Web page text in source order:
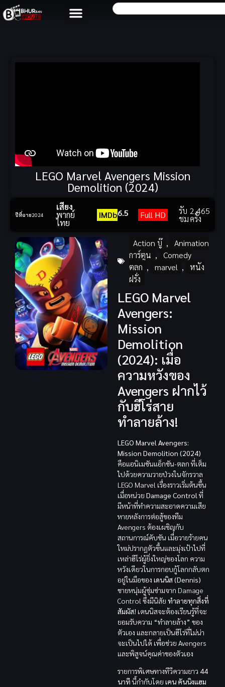
LEGO Marvel Avengers Mission
Demolition (2024)
ปีที่ฉาย2024
เสียง
พากย์
ไทย
IMDb6.5 Full HD รับ
ชม
2,465
ครั้ง
Action บู๊ ,
Animation
การ์ตูน ,
Comedy
ตลก , marvel ,
หนัง
ฝรั่ง
LEGO Marvel
Avengers:
Mission
Demolition
(2024): เมื่อ
ความหวังของ
Avengers ฝากไว้
กับฮีโร่สาย
ทำลายล้าง!
LEGO Marvel Avengers:
Mission Demolition (2024)
คือแอนิเมชันแอ็กชัน-ตลก ที่เต็ม
ไปด้วยความวายป่วงในจักรวาล
LEGO Marvel เรื่องราวเริ่มต้นขึ้น
เมื่อหน่วย Damage Control ที่
มีหน้าที่ทำความสะอาดความเสีย
หายหลังการต่อสู้ของทีม
Avengers ต้องเผชิญกับ
สถานการณ์คับขัน เมื่อวายร้ายคน
ใหม่ปรากฏตัวขึ้นและมุ่งเป้าไปที่
เหล่าฮีโร่ผู้ยิ่งใหญ่ของโลก ความ
หวังเดียวในการกอบกู้โลกกลับตก
อยู่ในมือของ เดนนิส (Dennis)
ชายหนุ่มผู้ซุ่มซ่ามจาก Damage
Control ซึ่งมีนิสัย ทำลายทุกสิ่งที่
สัมผัส! เดนนิสจะต้องเรียนรู้ที่จะ
ยอมรับความ “ทำลายล้าง” ของ
ตัวเอง และกลายเป็นฮีโร่ที่ไม่น่า
จะเป็นไปได้ เพื่อช่วย Avengers
และพิสูจน์คุณค่าของตัวเอง
รายการพิเศษทางทีวีความยาว 44
นาที นี้กำกับโดย เคน คันนิงแฮม